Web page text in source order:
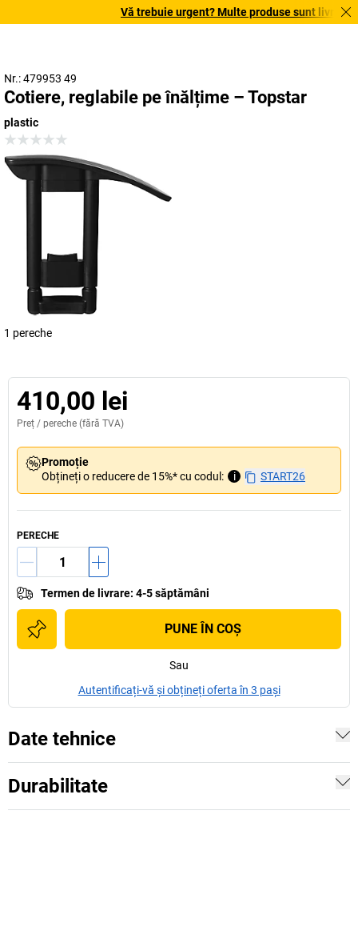
Vă trebuie urgent? Multe produse sunt livrate
Nr.: 479953 49
Cotiere, reglabile pe înălțime – Topstar
plastic
1 pereche
410,00 lei
Preț / pereche (fără TVA)
Promoție
Obțineți o reducere de 15%* cu codul:
i START26
PERECHE
Termen de livrare: 4-5 săptămâni
PUNE ÎN COŞ
Sau
Autentificați-vă și obțineți oferta în 3 pași
Date tehnice
Durabilitate